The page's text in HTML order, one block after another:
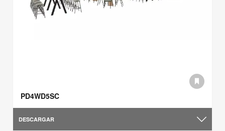
PD4WD5SC
DESCARGAR